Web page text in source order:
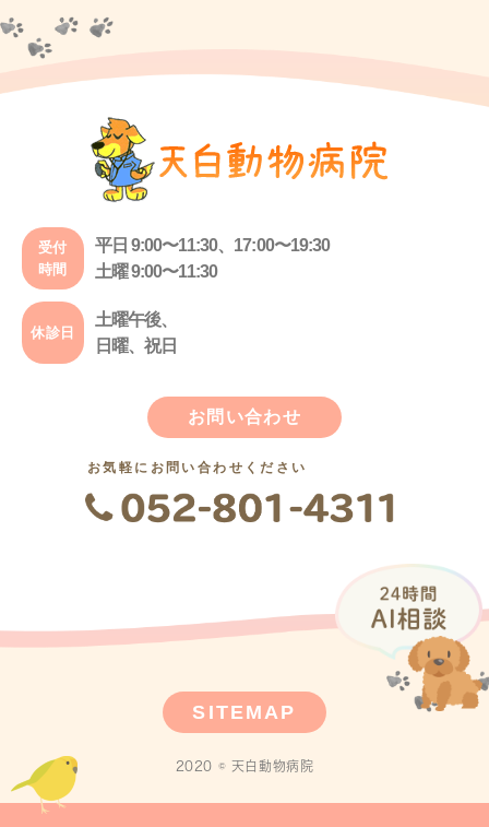
受付
時間
平日 9:00〜11:30、17:00〜19:30
土曜 9:00〜11:30
休診日
土曜午後、
日曜、祝日
お問い合わせ
お気軽にお問い合わせください
SITEMAP
2020 © 天白動物病院